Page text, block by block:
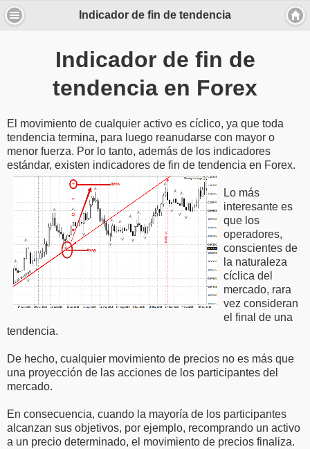
Indicador de fin de tendencia
Indicador de fin de
tendencia en Forex
El movimiento de cualquier activo es cíclico, ya que toda
tendencia termina, para luego reanudarse con mayor o
menor fuerza. Por lo tanto, además de los indicadores
estándar, existen indicadores de fin de tendencia en Forex.
Lo más
interesante es
que los
operadores,
conscientes de
la naturaleza
cíclica del
mercado, rara
vez consideran
el final de una
tendencia.
De hecho, cualquier movimiento de precios no es más que
una proyección de las acciones de los participantes del
mercado.
En consecuencia, cuando la mayoría de los participantes
alcanzan sus objetivos, por ejemplo, recomprando un activo
a un precio determinado, el movimiento de precios finaliza.